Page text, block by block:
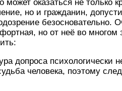
может оказаться не
но и гражданин,
безосновательно.
но от неё во
допроса психологически
человека, поэтому